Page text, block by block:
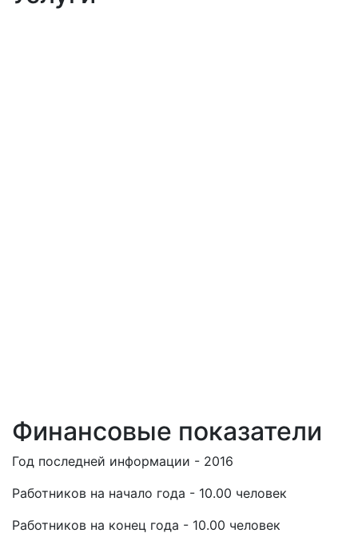
Финансовые показатели
Год последней информации - 2016
Работников на начало года - 10.00 человек
Работников на конец года - 10.00 человек